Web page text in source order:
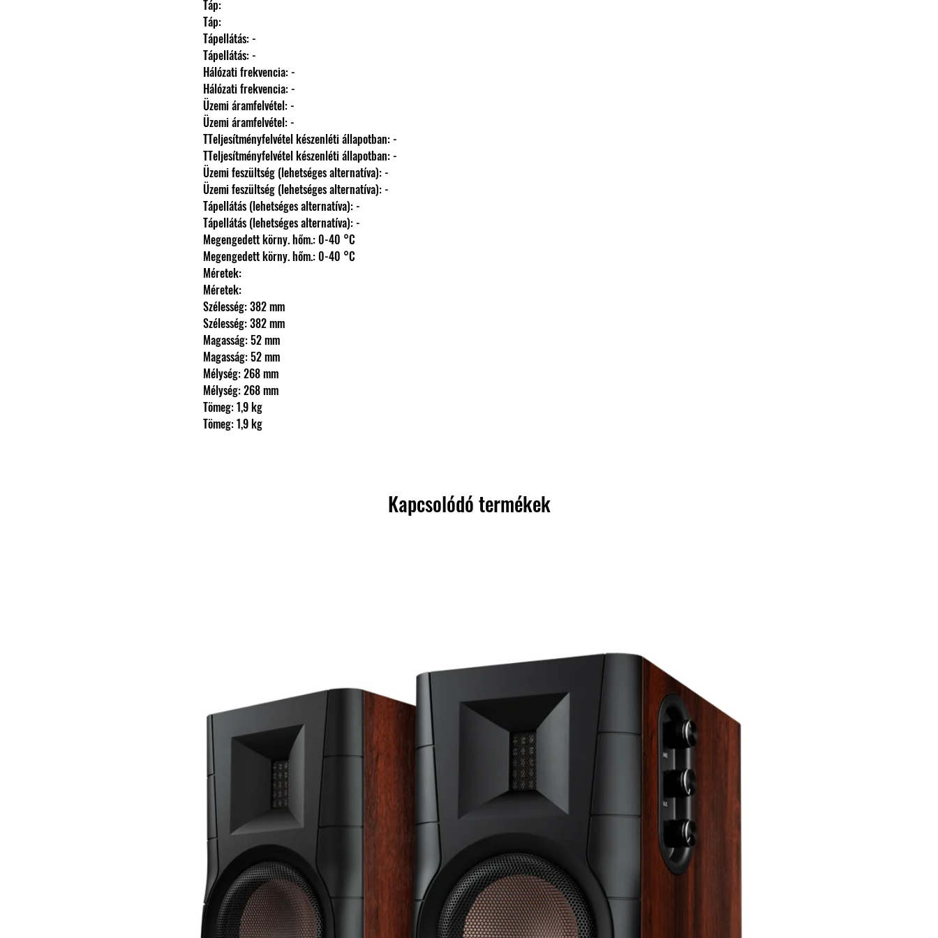
                Táp:
                Táp:
                Tápellátás: -
                Tápellátás: -
                Hálózati frekvencia: -
                Hálózati frekvencia: -
                Üzemi áramfelvétel: -
                Üzemi áramfelvétel: -
                TTeljesítményfelvétel készenléti állapotban: -
                TTeljesítményfelvétel készenléti állapotban: -
                Üzemi feszültség (lehetséges alternatíva): -
                Üzemi feszültség (lehetséges alternatíva): -
                Tápellátás (lehetséges alternatíva): -
                Tápellátás (lehetséges alternatíva): -
                Megengedett körny. hőm.: 0-40 °C
                Megengedett körny. hőm.: 0-40 °C
                Méretek:
                Méretek:
                Szélesség: 382 mm
                Szélesség: 382 mm
                Magasság: 52 mm
                Magasság: 52 mm
                Mélység: 268 mm
                Mélység: 268 mm
                Tömeg: 1,9 kg
                Tömeg: 1,9 kg
Kapcsolódó termékek